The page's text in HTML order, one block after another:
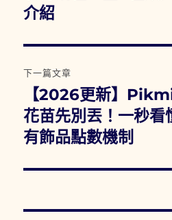
覽
篇
章:
介紹
下一篇文章
一
篇
章:
【2026更新】
花苗先別丟！一秒看
有飾品點數機制